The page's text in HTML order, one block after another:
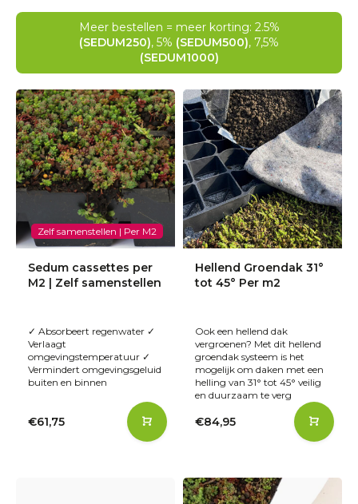
Meer bestellen = meer korting: 2.5%
(SEDUM250), 5% (SEDUM500), 7,5%
(SEDUM1000)
Zelf samenstellen | Per M2
Sedum cassettes per
M2 | Zelf samenstellen
✓ Absorbeert regenwater ✓
Verlaagt
omgevingstemperatuur ✓
Vermindert omgevingsgeluid
buiten en binnen
€61,75
Hellend Groendak 31°
tot 45° Per m2
Ook een hellend dak
vergroenen? Met dit hellend
groendak systeem is het
mogelijk om daken met een
helling van 31° tot 45° veilig
en duurzaam te verg
€84,95